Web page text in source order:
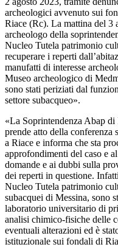
archeologici avvenuto sui
Riace (Rc). La mattina del 3
archeologo della
Nucleo Tutela patrimonio
recuperare i reperti
manufatti di interesse
Museo archeologico di
sono stati periziati dal
settore subacqueo».
«La Soprintendenza Abap
prende atto della conferenza
a Riace e informa che sta
approfondimenti del caso e
domande e ai dubbi sulla
dei reperti in questione.
Nucleo Tutela patrimonio
subacquei di Messina, sono
laboratorio universitario di
analisi chimico-fisiche delle
eventuali alterazioni ed è
istituzionale sui fondali di